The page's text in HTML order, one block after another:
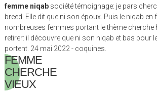
femme niqab société témoignage: je pars
breed. Elle dit que ni son époux. Puis le niqab
nombreuses femmes portant le thème cherche
retirer: il découvre que ni son niqab et bas pour
portent. 24 mai 2022 - coquines.
FEMME
CHERCHE
VIEUX